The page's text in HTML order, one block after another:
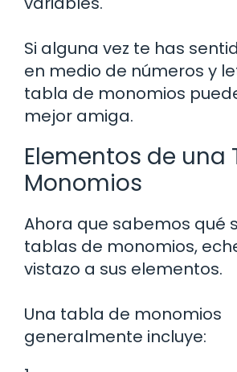
Si alguna vez te has
en medio de números y
tabla de monomios
mejor amiga.
Elementos de una
Monomios
Ahora que sabemos qué
tablas de monomios,
vistazo a sus elementos.
Una tabla de monomios
generalmente incluye: